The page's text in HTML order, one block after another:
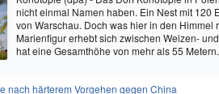
nicht einmal Namen haben. Ein Nest mit 120
von Warschau. Doch was hier in den Himmel
Marienfigur erhebt sich zwischen Weizen-
hat eine Gesamthöhe von mehr als 55 Metern.
nach härterem Vorgehen gegen China